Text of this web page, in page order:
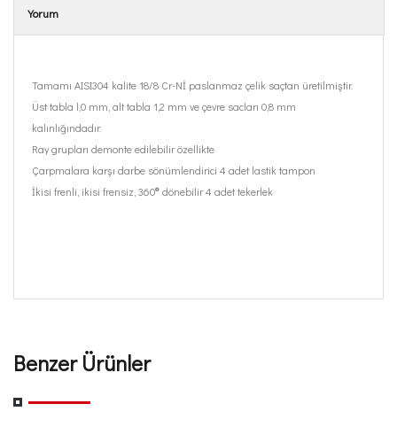
Yorum
Tamamı AISI304 kalite 18/8 Cr-Nİ paslanmaz çelik saçtan üretilmiştir.
Üst tabla l,0 mm, alt tabla 1,2 mm ve çevre sacları 0,8 mm
kalınlığındadır.
Ray grupları demonte edilebilir özellikte
Çarpmalara karşı darbe sönümlendirici 4 adet lastik tampon
İkisi frenli, ikisi frensiz, 360°dönebilir 4 adet tekerlek
Benzer Ürünler